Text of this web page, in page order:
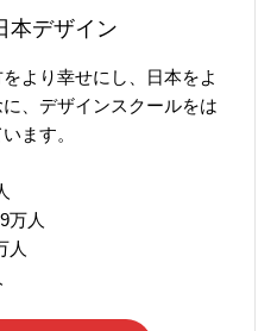
本デザイン
より幸せにし、日本をよ
、デザインスクールをは
ます。
万人
人